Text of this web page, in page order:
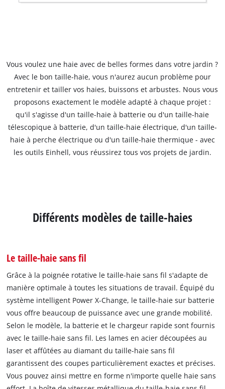
Vous voulez une haie avec de belles formes dans votre jardin ?
Avec le bon taille-haie, vous n'aurez aucun problème pour
entretenir et tailler vos haies, buissons et arbustes. Nous vous
proposons exactement le modèle adapté à chaque projet :
qu'il s'agisse d'un taille-haie à batterie ou d'un taille-haie
télescopique à batterie, d'un taille-haie électrique, d'un taille-
haie à perche électrique ou d'un taille-haie thermique - avec
les outils Einhell, vous réussirez tous vos projets de jardin.
Différents modèles de taille-haies
Le taille-haie sans fil
Grâce à la poignée rotative le taille-haie sans fil s'adapte de
manière optimale à toutes les situations de travail. Équipé du
système intelligent Power X-Change, le taille-haie sur batterie
vous offre beaucoup de puissance avec une grande mobilité.
Selon le modèle, la batterie et le chargeur rapide sont fournis
avec le taille-haie sans fil. Les lames en acier découpées au
laser et affûtées au diamant du taille-haie sans fil
garantissent des coupes particulièrement exactes et précises.
Vous pouvez ainsi mettre en forme n'importe quelle haie sans